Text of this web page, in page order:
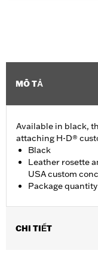
MÔ TẢ
Available in black,
attaching H-D®
Black
Leather rosette
USA custom
Package quantity
CHI TIẾT